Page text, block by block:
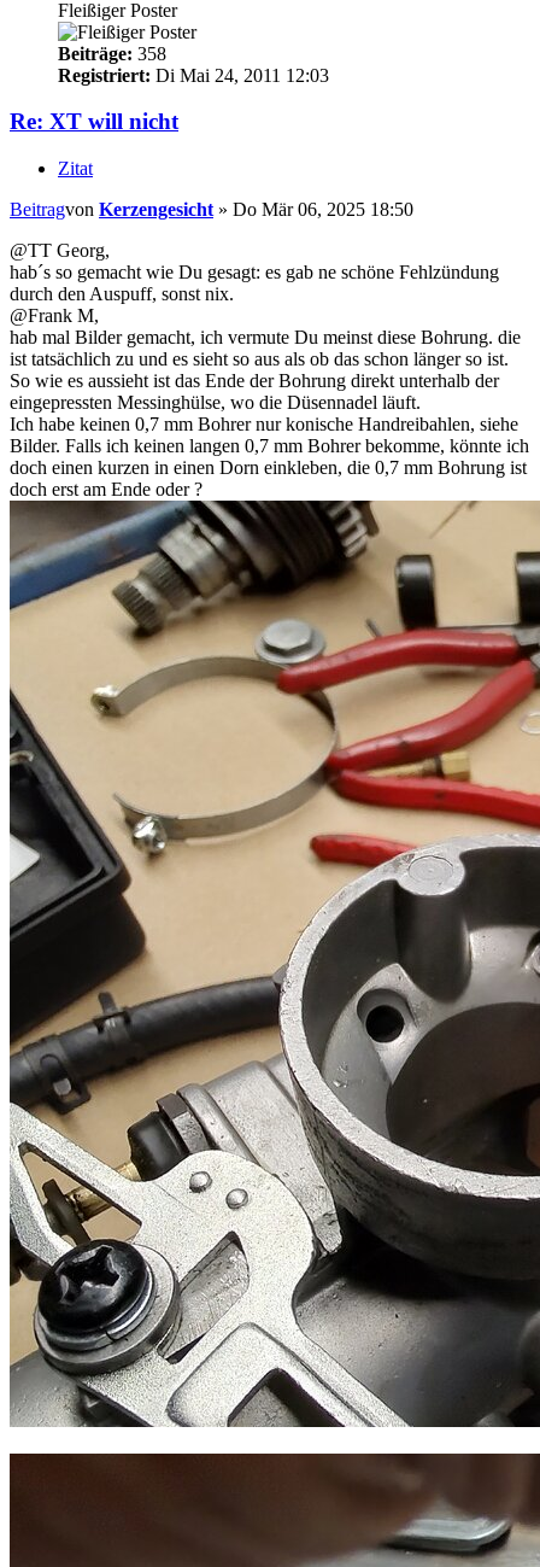
Fleißiger Poster
Beiträge: 358
Registriert: Di Mai 24, 2011 12:03
Re: XT will nicht
Zitat
Beitragvon Kerzengesicht » Do Mär 06, 2025 18:50
@TT Georg,
hab´s so gemacht wie Du gesagt: es gab ne schöne Fehlzündung
durch den Auspuff, sonst nix.
@Frank M,
hab mal Bilder gemacht, ich vermute Du meinst diese Bohrung. die
ist tatsächlich zu und es sieht so aus als ob das schon länger so ist.
So wie es aussieht ist das Ende der Bohrung direkt unterhalb der
eingepressten Messinghülse, wo die Düsennadel läuft.
Ich habe keinen 0,7 mm Bohrer nur konische Handreibahlen, siehe
Bilder. Falls ich keinen langen 0,7 mm Bohrer bekomme, könnte ich
doch einen kurzen in einen Dorn einkleben, die 0,7 mm Bohrung ist
doch erst am Ende oder ?